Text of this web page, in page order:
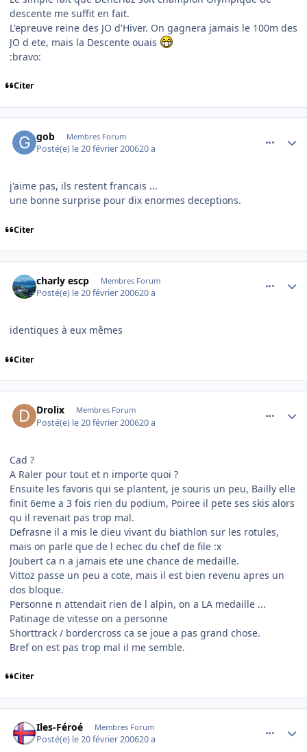
descente me suffit en fait.
L'epreuve reine des JO d'Hiver. On gagnera jamais le 100m des
JO d ete, mais la Descente ouais
:bravo:
Citer
gob Membres Forum
Posté(e) le 20 février 200620 a
j'aime pas, ils restent francais ...
une bonne surprise pour dix enormes deceptions.
Citer
charly escp Membres Forum
Posté(e) le 20 février 200620 a
identiques à eux mêmes
Citer
Drolix Membres Forum
Posté(e) le 20 février 200620 a
Cad ?
A Raler pour tout et n importe quoi ?
Ensuite les favoris qui se plantent, je souris un peu, Bailly elle
finit 6eme a 3 fois rien du podium, Poiree il pete ses skis alors
qu il revenait pas trop mal.
Defrasne il a mis le dieu vivant du biathlon sur les rotules,
mais on parle que de l echec du chef de file :x
Joubert ca n a jamais ete une chance de medaille.
Vittoz passe un peu a cote, mais il est bien revenu apres un
dos bloque.
Personne n attendait rien de l alpin, on a LA medaille ...
Patinage de vitesse on a personne
Shorttrack / bordercross ca se joue a pas grand chose.
Bref on est pas trop mal il me semble.
Citer
Iles-Féroé Membres Forum
Posté(e) le 20 février 200620 a